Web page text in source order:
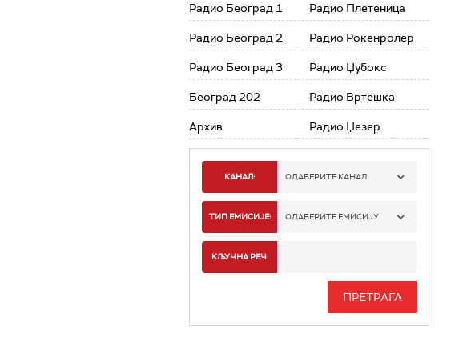
Радио Београд 1
Радио Београд 2
Радио Београд 3
Београд 202
Архив
Радио Плетеница
Радио Рокенролер
Радио Џубокс
Радио Вртешка
Радио Џезер
КАНАЛ: ОДАБЕРИТЕ КАНАЛ
РАДИО БЕОГРАД 1
РАДИО БЕОГРАД 3
ТИП ЕМИСИЈЕ: ОДАБЕРИТЕ ЕМИСИЈУ
ИНФО
КЉУЧНА РЕЧ: